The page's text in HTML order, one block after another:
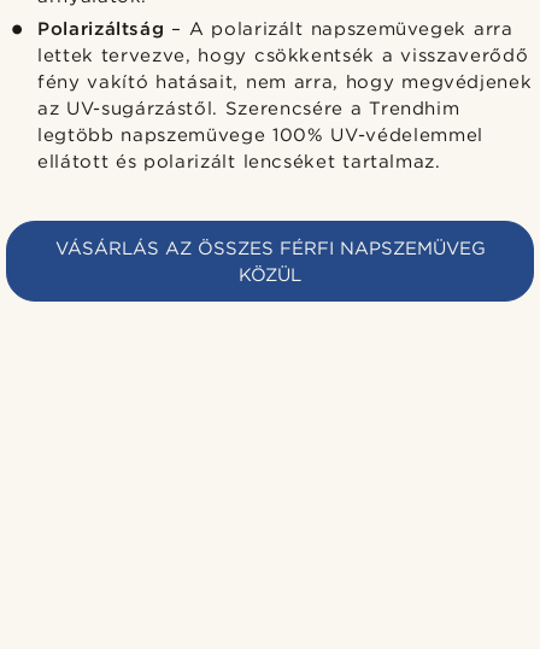
Polarizáltság – A polarizált napszemüvegek arra
lettek tervezve, hogy csökkentsék a visszaverődő
fény vakító hatásait, nem arra, hogy megvédjenek
az UV-sugárzástől. Szerencsére a Trendhim
legtöbb napszemüvege 100% UV-védelemmel
ellátott és polarizált lencséket tartalmaz.
VÁSÁRLÁS AZ ÖSSZES FÉRFI NAPSZEMÜVEG
KÖZÜL